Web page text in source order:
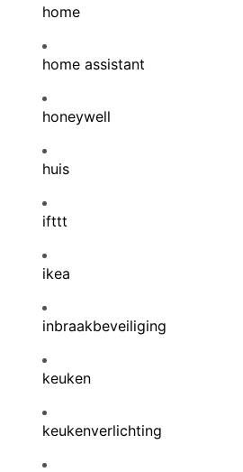
home
home assistant
honeywell
huis
ifttt
ikea
inbraakbeveiliging
keuken
keukenverlichting